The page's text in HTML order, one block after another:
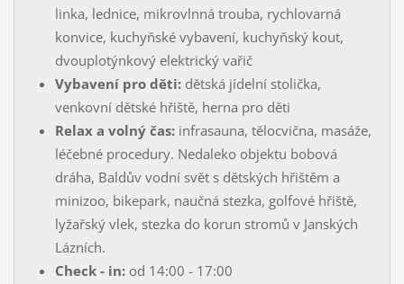
linka, lednice, mikrovlnná trouba, rychlovarná
konvice, kuchyňské vybavení, kuchyňský kout,
dvouplotýnkový elektrický vařič
Vybavení pro děti:dětská jídelní stolička,
venkovní dětské hřiště, herna pro děti
Relax a volný čas: infrasauna, tělocvična, masáže,
léčebné procedury. Nedaleko objektu bobová
dráha, Baldův vodní svět s dětských hřištěm a
minizoo, bikepark, naučná stezka, golfové hřiště,
lyžařský vlek, stezka do korun stromů v Janských
Lázních.
Check - in: od 14:00 - 17:00